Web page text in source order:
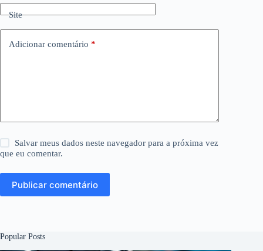
Site
Adicionar comentário *
Salvar meus dados neste navegador para a próxima vez
que eu comentar.
Publicar comentário
Popular Posts